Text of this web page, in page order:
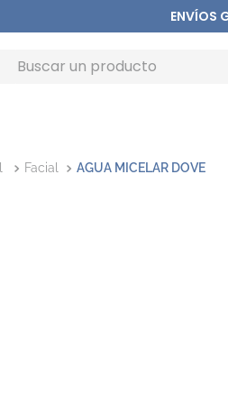
ENVÍOS
Facial AGUA MICELAR DOVE